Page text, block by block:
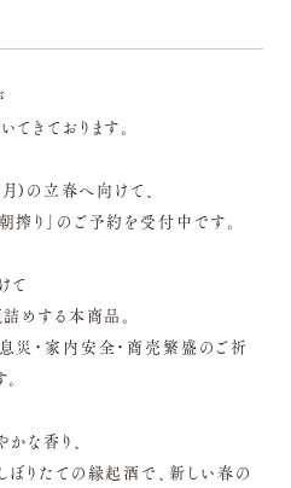
きております。
)の立春へ向けて、
り」のご予約を受付中です。
て
めする本商品。
災・家内安全・商売繁盛のご祈
な香り、
りたての縁起酒で、新しい春の